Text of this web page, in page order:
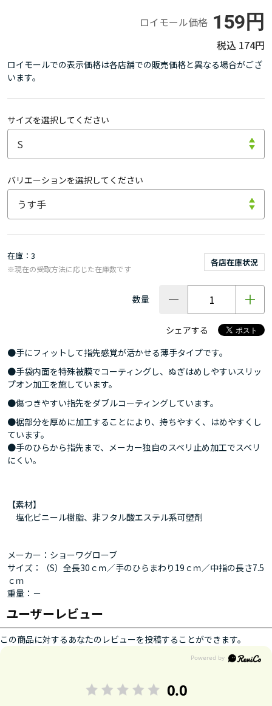
ロイモール価格 159円
174円
ロイモールでの表示価格は各店舗での販売価格と異なる場合がござ
います。
サイズを選択してください
バリエーションを選択してください
在庫 3
各店在庫状況
※現在の受取方法に応じた在庫数です
数量
シェアする
●手にフィットして指先感覚が活かせる薄手タイプです。
●手袋内面を特殊被膜でコーティングし、ぬぎはめしやすいスリッ
プオン加工を施しています。
●傷つきやすい指先をダブルコーティングしています。
●裾部分を厚めに加工することにより、持ちやすく、はめやすくし
ています。
●手のひらから指先まで、メーカー独自のスベリ止め加工でスベリ
にくい。
【素材】
塩化ビニール樹脂、非フタル酸エステル系可塑剤
メーカー：ショーワグローブ
サイズ：（S）全長30ｃｍ／手のひらまわり19ｃｍ／中指の長さ7.5
ｃｍ
重量：－
ユーザーレビュー
この商品に対するあなたのレビューを投稿することができます。
0.0